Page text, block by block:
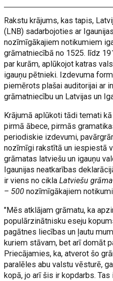
Rakstu krājums, kas tapis,
(LNB) sadarbojoties ar
nozīmīgākajiem notikumiem
grāmatniecībā no 1525. līdz
par kurām, aplūkojot katras
igauņu pētnieki. Izdevuma
piemērots plašai auditorijai ar
grāmatniecību un Latvijas un
Krājumā aplūkoti tādi temati
pirmā ābece, pirmās
periodiskie izdevumi,
nozīmīgi rakstītā un iespiestā
grāmatas latviešu un igauņu
Igaunijas neatkarības
ir viens no ciklaLatviešu
– 500 nozīmīgākajiem
"Mēs atklājam grāmatu, ka
populārzinātnisku eseju
pagātnes liecības un ļautu
kuriem stāvam, bet arī domāt
Priecājamies, ka, atverot šo
paralēles abu valstu vēsturē,
kopā, jo arī šis ir kopdarbs.